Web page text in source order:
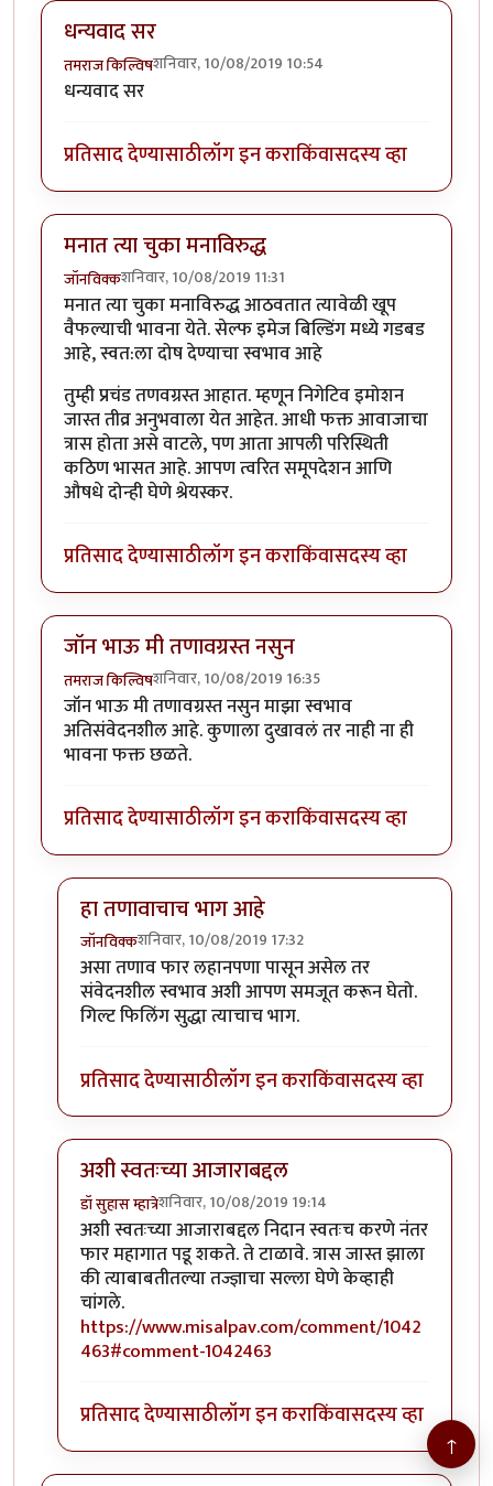
धन्यवाद सर
तमराज किल्विषशनिवार, 10/08/2019 10:54
धन्यवाद सर
प्रतिसाद देण्यासाठीलॉग इन कराकिंवासदस्य व्हा
मनात त्या चुका मनाविरुद्ध
जॉनविक्कशनिवार, 10/08/2019 11:31
मनात त्या चुका मनाविरुद्ध आठवतात त्यावेळी खूप
वैफल्याची भावना येते. सेल्फ इमेज बिल्डिंग मध्ये गडबड
आहे, स्वत:ला दोष देण्याचा स्वभाव आहे
तुम्ही प्रचंड तणवग्रस्त आहात. म्हणून निगेटिव इमोशन
जास्त तीव्र अनुभवाला येत आहेत. आधी फक्त आवाजाचा
त्रास होता असे वाटले, पण आता आपली परिस्थिती
कठिण भासत आहे. आपण त्वरित समूपदेशन आणि
औषधे दोन्ही घेणे श्रेयस्कर.
प्रतिसाद देण्यासाठीलॉग इन कराकिंवासदस्य व्हा
जॉन भाऊ मी तणावग्रस्त नसुन
तमराज किल्विषशनिवार, 10/08/2019 16:35
जॉन भाऊ मी तणावग्रस्त नसुन माझा स्वभाव
अतिसंवेदनशील आहे. कुणाला दुखावलं तर नाही ना ही
भावना फक्त छळते.
प्रतिसाद देण्यासाठीलॉग इन कराकिंवासदस्य व्हा
हा तणावाचाच भाग आहे
जॉनविक्कशनिवार, 10/08/2019 17:32
In reply toजॉन भाऊ मी तणावग्रस्त नसुनby
असा तणाव फार लहानपणा पासून असेल तर
संवेदनशील स्वभाव अशी आपण समजूत करून घेतो.
गिल्ट फिलिंग सुद्धा त्याचाच भाग.
प्रतिसाद देण्यासाठीलॉग इन कराकिंवासदस्य व्हा
अशी स्वतःच्या आजाराबद्दल
डॉ सुहास म्हात्रेशनिवार, 10/08/2019 19:14
In reply toजॉन भाऊ मी तणावग्रस्त नसुनbyतमराज
अशी स्वतःच्या आजाराबद्दल निदान स्वतःच करणे नंतर
फार महागात पडू शकते. ते टाळावे. त्रास जास्त झाला
की त्याबाबतीतल्या तज्ज्ञाचा सल्ला घेणे केव्हाही
चांगले.
https://www.misalpav.com/comment/1042
463#comment-1042463
प्रतिसाद देण्यासाठीलॉग इन कराकिंवासदस्य व्हा
↑